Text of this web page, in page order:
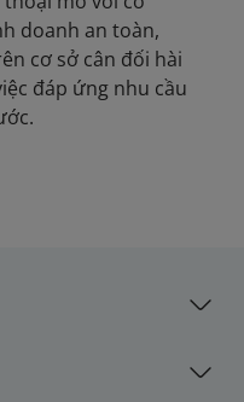
doanh an toàn,
cơ sở cân đối hài
đáp ứng nhu cầu